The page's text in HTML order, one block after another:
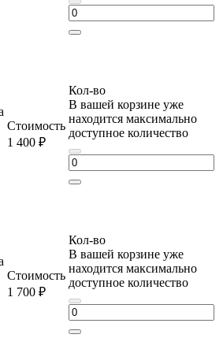
Стоимость
1 400 ₽
Кол-во
В вашей корзине уже
находится максимально
доступное количество
Стоимость
1 700 ₽
Кол-во
В вашей корзине уже
находится максимально
доступное количество